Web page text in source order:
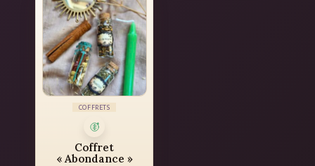
COFFRETS
Coffret
« Abondance »